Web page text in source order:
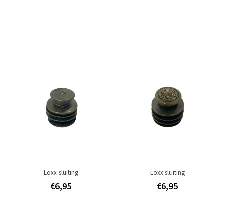
Loxx sluiting
€6,95
Loxx sluiting
€6,95